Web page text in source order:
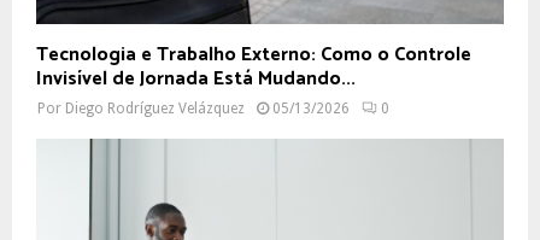
Tecnologia e Trabalho Externo: Como o Controle
Invisível de Jornada Está Mudando...
Por Diego Rodríguez Velázquez 05/13/2026 0